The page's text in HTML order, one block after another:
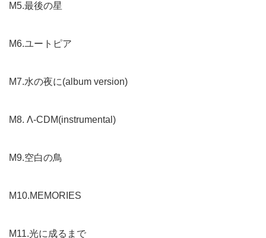
M5.最後の星
M6.ユートピア
M7.水の夜に(album version)
M8. Λ-CDM(instrumental)
M9.空白の鳥
M10.MEMORIES
M11.光に成るまで